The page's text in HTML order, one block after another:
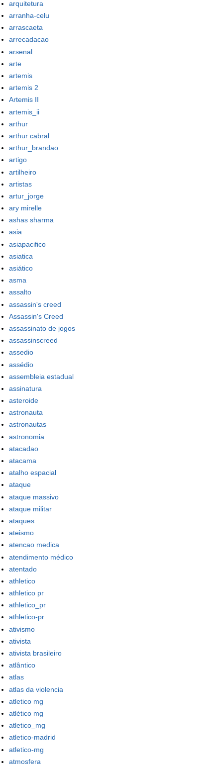
arquitetura
arranha-celu
arrascaeta
arrecadacao
arsenal
arte
artemis
artemis 2
Artemis II
artemis_ii
arthur
arthur cabral
arthur_brandao
artigo
artilheiro
artistas
artur_jorge
ary mirelle
ashas sharma
asia
asiapacifico
asiatica
asiático
asma
assalto
assassin's creed
Assassin's Creed
assassinato de jogos
assassinscreed
assedio
assédio
assembleia estadual
assinatura
asteroide
astronauta
astronautas
astronomia
atacadao
atacama
atalho espacial
ataque
ataque massivo
ataque militar
ataques
ateismo
atencao medica
atendimento médico
atentado
athletico
athletico pr
athletico_pr
athletico-pr
ativismo
ativista
ativista brasileiro
atlântico
atlas
atlas da violencia
atletico mg
atlético mg
atletico_mg
atletico-madrid
atletico-mg
atmosfera